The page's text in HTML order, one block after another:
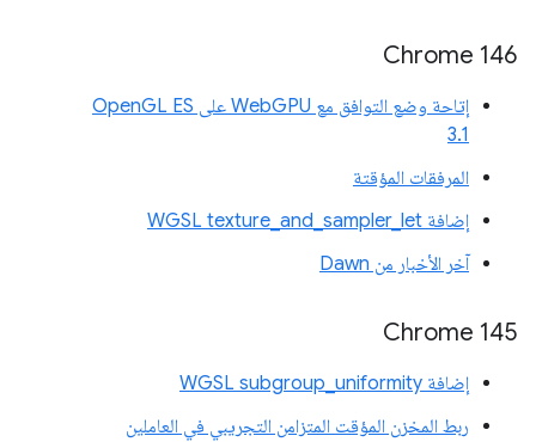
‫Chrome 146
إتاحة وضع التوافق مع WebGPU على OpenGL ES
3.1
المرفقات المؤقتة
إضافة WGSL texture_and_sampler_let
آخر الأخبار من Dawn
Chrome 145
إضافة WGSL subgroup_uniformity
ربط المخزن المؤقت المتزامن التجريبي في العاملين